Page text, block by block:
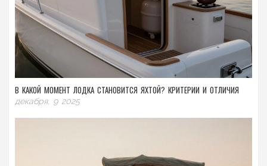
В КАКОЙ МОМЕНТ ЛОДКА СТАНОВИТСЯ ЯХТОЙ? КРИТЕРИИ И ОТЛИЧИЯ
декабря, 9 2025